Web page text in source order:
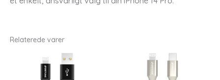
Relaterede varer